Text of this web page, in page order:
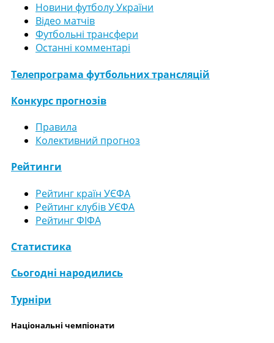
Новини футболу України
Відео матчів
Футбольні трансфери
Останні комментарі
Телепрограма футбольних трансляцій
Конкурс прогнозів
Правила
Колективний прогноз
Рейтинги
Рейтинг країн УЄФА
Рейтинг клубів УЄФА
Рейтинг ФІФА
Статистика
Сьогодні народились
Турніри
Національні чемпіонати